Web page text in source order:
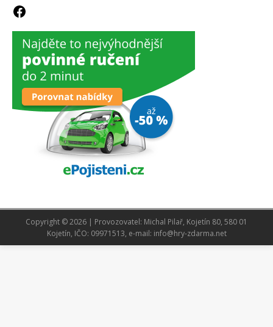
Copyright © 2026 | Provozovatel: Michal Pilař, Kojetín 80, 580 01
Kojetín, IČO: 09971513, e-mail: info@hry-zdarma.net